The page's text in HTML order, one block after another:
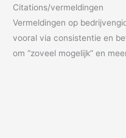
Citations/vermeldingen
Vermeldingen op
vooral via consistentie en
om “zoveel mogelijk” en